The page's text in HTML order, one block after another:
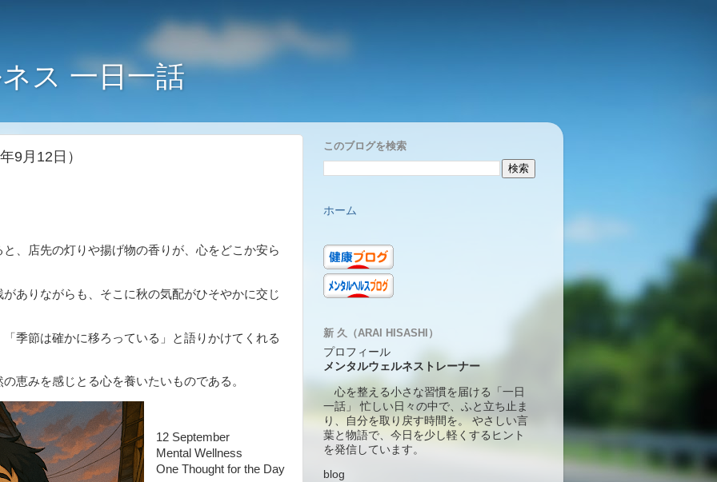
ス 一日一話
9月12日）
、店先の灯りや揚げ物の香りが、心をどこか安ら
ありながらも、そこに秋の気配がひそやかに交じ
季節は確かに移ろっている」と語りかけてくれる
恵みを感じとる心を養いたいものである。
12 September
Mental Wellness
One Thought for the Day
このブログを検索
ホーム
新 久（ARAI HISASHI）
プロフィール
メンタルウェルネストレーナー
心を整える小さな習慣を届ける「一日
一話」 忙しい日々の中で、ふと立ち止ま
り、自分を取り戻す時間を。 やさしい言
葉と物語で、今日を少し軽くするヒント
を発信しています。
blog